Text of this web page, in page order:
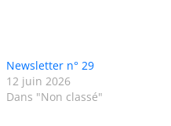
Newsletter n° 29
12 juin 2026
Dans "Non classé"